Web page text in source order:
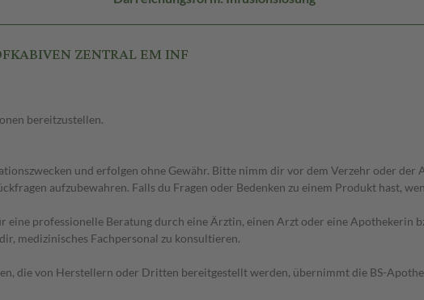
ZENTRAL EM INF
bereitzustellen.
und erfolgen ohne Gewähr. Bitte nimm dir vor dem Verzehr oder
aufzubewahren. Falls du Fragen oder Bedenken zu einem Produkt hast,
eine professionelle Beratung durch eine Ärztin, einen Arzt oder eine Apothekerin
medizinisches Fachpersonal zu konsultieren.
die von Herstellern oder Dritten bereitgestellt werden, übernimmt die BS-